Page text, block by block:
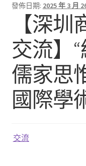
發佈日期: 2025 年 3 月
【深
交流】
儒家思
國際學
交流